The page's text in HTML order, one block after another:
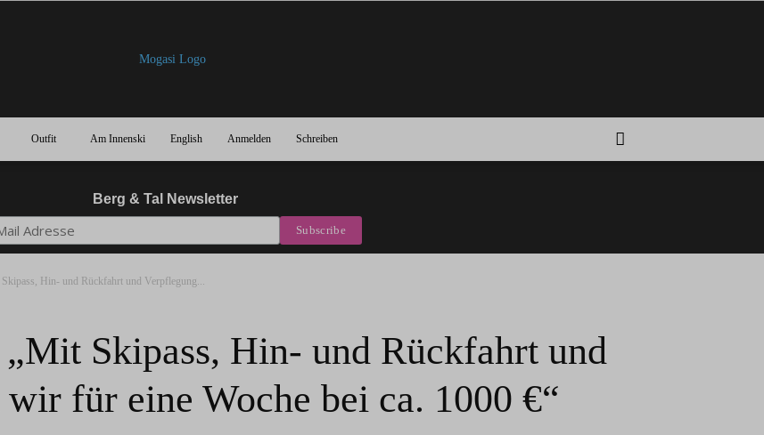
Magazin
Outfit Am Innenski English Anmelden Schreiben
Berg & Tal Newsletter
Hin- und Rückfahrt und Verpflegung...
„Mit Skipass, Hin- und Rückfahrt und
für eine Woche bei ca. 1000 €“